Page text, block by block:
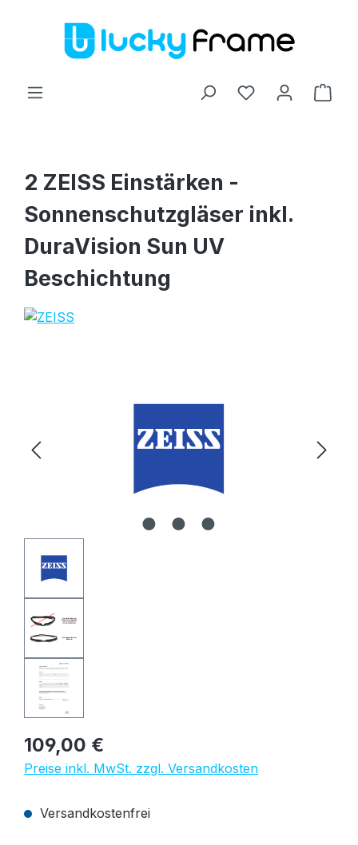
Zum Hauptinhalt springen
2 ZEISS Einstärken -
Sonnenschutzgläser inkl.
DuraVision Sun UV
Beschichtung
Regulärer Preis:
109,00 €
Preise inkl. MwSt. zzgl. Versandkosten
Versandkostenfrei